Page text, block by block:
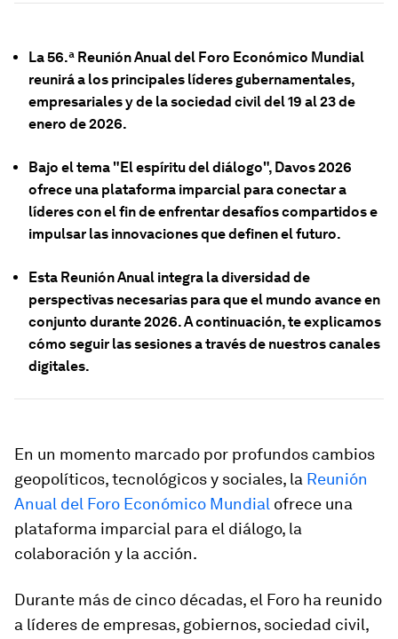
La 56.ª Reunión Anual del Foro Económico Mundial
reunirá a los principales líderes gubernamentales,
empresariales y de la sociedad civil del 19 al 23 de
enero de 2026.
Bajo el tema "El espíritu del diálogo", Davos 2026
ofrece una plataforma imparcial para conectar a
líderes con el fin de enfrentar desafíos compartidos e
impulsar las innovaciones que definen el futuro.
Esta Reunión Anual integra la diversidad de
perspectivas necesarias para que el mundo avance en
conjunto durante 2026. A continuación, te explicamos
cómo seguir las sesiones a través de nuestros canales
digitales.
En un momento marcado por profundos cambios
geopolíticos, tecnológicos y sociales, la Reunión
Anual del Foro Económico Mundial ofrece una
plataforma imparcial para el diálogo, la
colaboración y la acción.
Durante más de cinco décadas, el Foro ha reunido
a líderes de empresas, gobiernos, sociedad civil,